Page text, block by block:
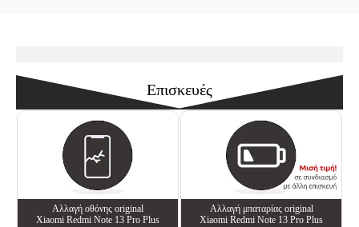
Επισκευές
Αλλαγή oθόνης οriginal
Xiaomi Redmi Note 13 Pro Plus
Αλλαγή μπαταρίας original
Xiaomi Redmi Note 13 Pro Plus